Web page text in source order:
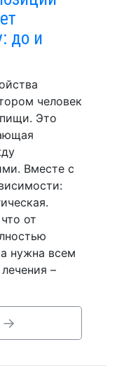
до и
человек
Это
Вместе с
от
нужна всем
–
→